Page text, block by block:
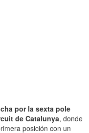
por la sexta pole
de Catalunya, donde
posición con un